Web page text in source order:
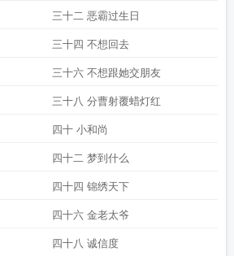
三十二 恶霸过生日
三十四 不想回去
三十六 不想跟她交朋友
三十八 分曹射覆蜡灯红
四十 小和尚
四十二 梦到什么
四十四 锦绣天下
四十六 金老太爷
四十八 诚信度